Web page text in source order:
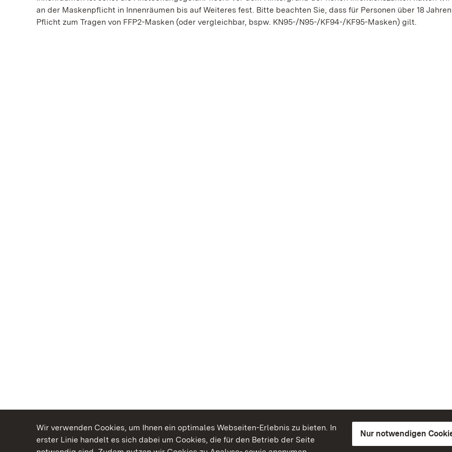
Wir verwenden Cookies, um Ihnen ein optimales Webseiten-Erlebnis zu bieten. In
erster Linie handelt es sich dabei um Cookies, die für den Betrieb der Seite
Nur notwendigen
an der Maskenpflicht in Innenräumen bis auf Weiteres fest. Bitte beachten Sie, dass für Personen über 18
Pflicht zum Tragen von FFP2-Masken (oder vergleichbar, bspw. KN95-/N95-/KF94-/KF95-Masken) gilt.